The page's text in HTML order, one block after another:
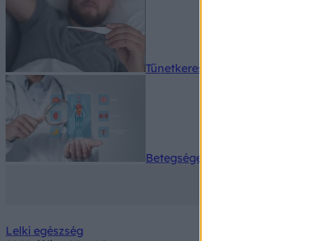
Tünetkereső
Betegségek A-Z
Lelki egészség